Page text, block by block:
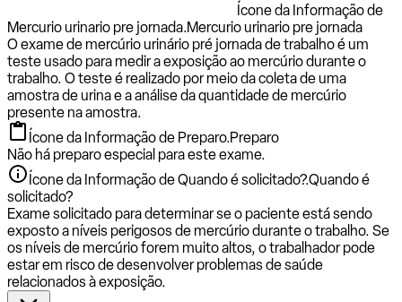
Ícone da Informação de
Mercurio urinario pre jornada.Mercurio urinario pre jornada
O exame de mercúrio urinário pré jornada de trabalho é um
teste usado para medir a exposição ao mercúrio durante o
trabalho. O teste é realizado por meio da coleta de uma
amostra de urina e a análise da quantidade de mercúrio
presente na amostra.
Ícone da Informação de Preparo.Preparo
Não há preparo especial para este exame.
Ícone da Informação de Quando é solicitado?.Quando é
solicitado?
Exame solicitado para determinar se o paciente está sendo
exposto a níveis perigosos de mercúrio durante o trabalho. Se
os níveis de mercúrio forem muito altos, o trabalhador pode
estar em risco de desenvolver problemas de saúde
relacionados à exposição.